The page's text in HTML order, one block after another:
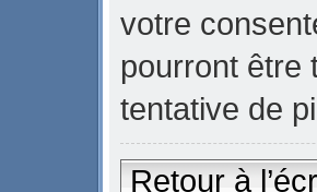
votre
pourront être
tentative de
Retour à